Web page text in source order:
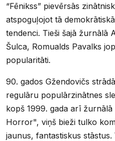
“Fēnikss” pievērsās
atspoguļojot tā
tendenci. Tieši šajā žurnālā
Šulca, Romualds Pavalks
popularitāti.
90. gados Gžendovičs
regulāru populārzinātnes
kopš 1999. gada arī
Horror", viņš bieži tulko
jaunus, fantastiskus stāstus.